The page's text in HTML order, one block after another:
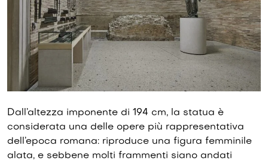
Dall’altezza imponente di 194 cm, la statua è
considerata una delle opere più rappresentativa
dell’epoca romana: riproduce una figura femminile
alata, e sebbene molti frammenti siano andati